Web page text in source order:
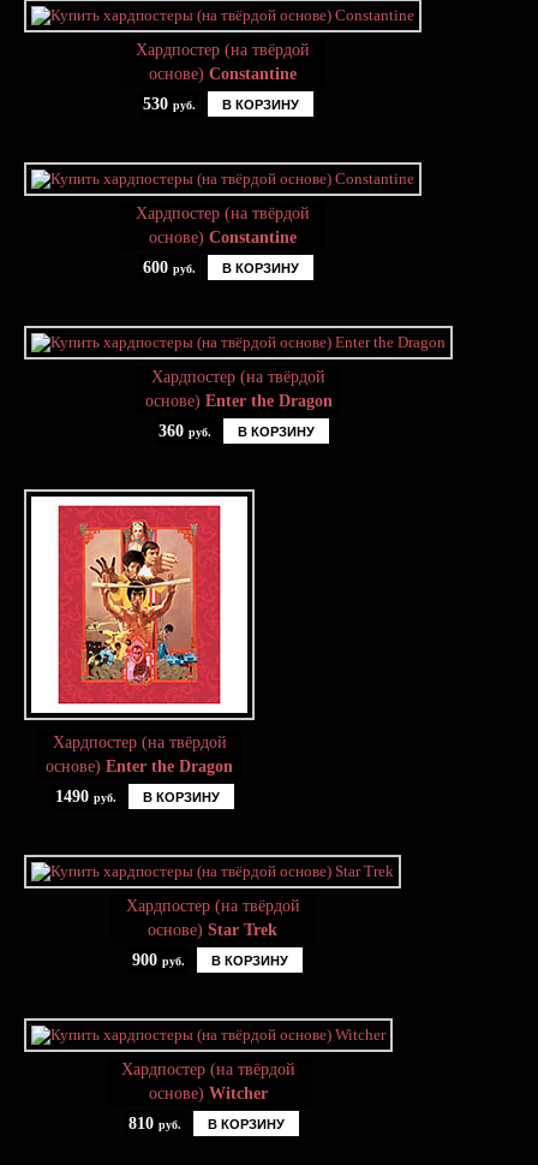
Хардпостер (на твёрдой
основе) Constantine
530 руб. В КОРЗИНУ
Хардпостер (на твёрдой
основе) Constantine
600 руб. В КОРЗИНУ
Хардпостер (на твёрдой
основе) Enter the Dragon
360 руб. В КОРЗИНУ
Хардпостер (на твёрдой
основе) Enter the Dragon
1490 руб. В КОРЗИНУ
Хардпостер (на твёрдой
основе) Star Trek
900 руб. В КОРЗИНУ
Хардпостер (на твёрдой
основе) Witcher
810 руб. В КОРЗИНУ